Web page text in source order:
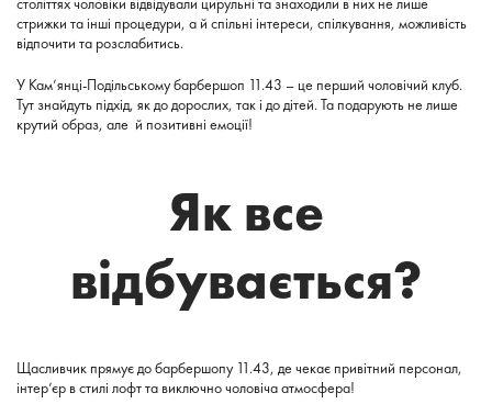
стрижки та інші процедури, а й спільні інтереси, спілкування, можливість
відпочити та розслабитись.
У Кам’янці-Подільському барбершоп 11.43 – це перший чоловічий клуб.
Тут знайдуть підхід, як до дорослих, так і до дітей. Та подарують не лише
крутий образ, але й позитивні емоції!
Як все
відбувається?
Щасливчик прямує до барбершопу 11.43, де чекає привітний персонал,
інтер’єр в стилі лофт та виключно чоловіча атмосфера!